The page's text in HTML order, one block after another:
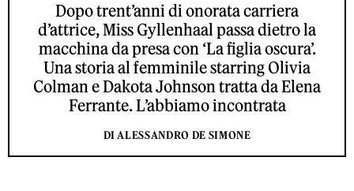
Dopo trent’anni di onorata carriera
d’attrice, Miss Gyllenhaal passa dietro la
macchina da presa con ‘La figlia oscura’.
Una storia al femminile starring Olivia
Colman e Dakota Johnson tratta da Elena
Ferrante. L’abbiamo incontrata
DI ALESSANDRO DE SIMONE